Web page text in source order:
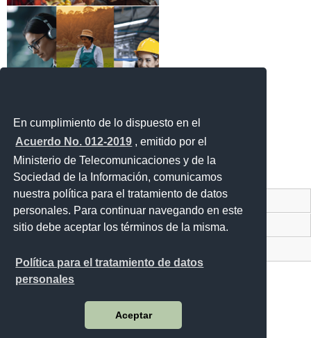
En cumplimiento de lo dispuesto en el
Acuerdo No. 012-2019 , emitido por el
Ministerio de Telecomunicaciones y de la
Sociedad de la Información, comunicamos
nuestra política para el tratamiento de datos
personales. Para continuar navegando en este
sitio debe aceptar los términos de la misma.
Política para el tratamiento de datos
personales
Aceptar
Contacto Ciudadano Digital
Portal Trámites Ciudadanos
Juan Larrea N15-36 y José Riofrío
Código Postal: 170402 / Quito - Ecuador